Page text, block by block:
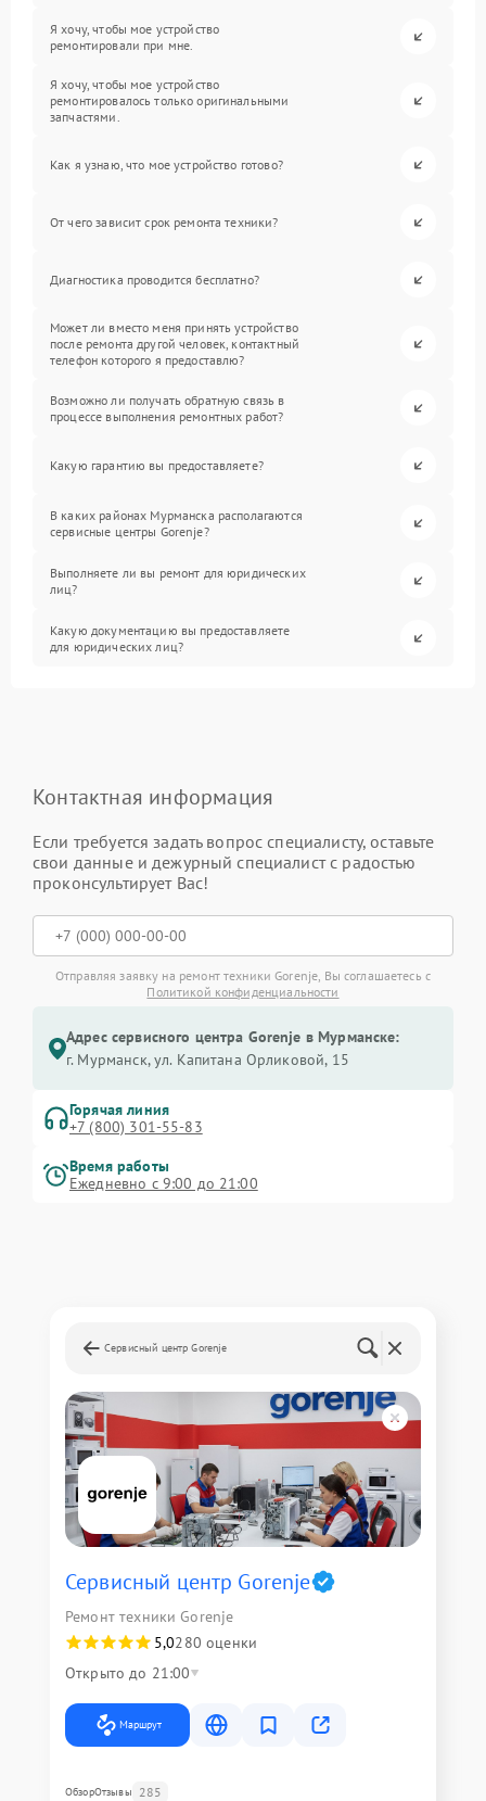
Я хочу, чтобы мое устройство
ремонтировали при мне.
Я хочу, чтобы мое устройство
ремонтировалось только оригинальными
запчастями.
Как я узнаю, что мое устройство готово?
От чего зависит срок ремонта техники?
Диагностика проводится бесплатно?
Может ли вместо меня принять устройство
после ремонта другой человек, контактный
телефон которого я предоставлю?
Возможно ли получать обратную связь в
процессе выполнения ремонтных работ?
Какую гарантию вы предоставляете?
В каких районах Мурманска располагаются
сервисные центры Gorenje?
Выполняете ли вы ремонт для юридических
лиц?
Какую документацию вы предоставляете
для юридических лиц?
Контактная информация
Если требуется задать вопрос специалисту, оставьте
свои данные и дежурный специалист с радостью
проконсультирует Вас!
Отправляя заявку на ремонт техники Gorenje, Вы соглашаетесь с
Политикой конфиденциальности
Адрес сервисного центра Gorenje в Мурманске:
г. Мурманск, ул. Капитана Орликовой, 15
Горячая линия
+7 (800) 301-55-83
Время работы
Ежедневно с 9:00 до 21:00
Сервисный центр Gorenje
Сервисный центр Gorenje
Ремонт техники Gorenje
5,0280 оценки
Открыто до 21:00
Маршрут
ОбзорОтзывы 285